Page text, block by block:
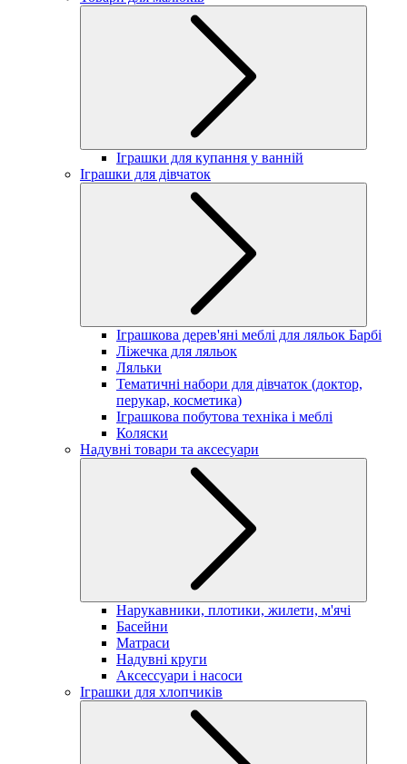
Іграшки для купання у ванній
Іграшки для дівчаток
Іграшкова дерев'яні меблі для ляльок Барбі
Ліжечка для ляльок
Ляльки
Тематичні набори для дівчаток (доктор,
перукар, косметика)
Іграшкова побутова техніка і меблі
Коляски
Надувні товари та аксесуари
Нарукавники, плотики, жилети, м'ячі
Басейни
Матраси
Надувні круги
Аксессуари і насоси
Іграшки для хлопчиків